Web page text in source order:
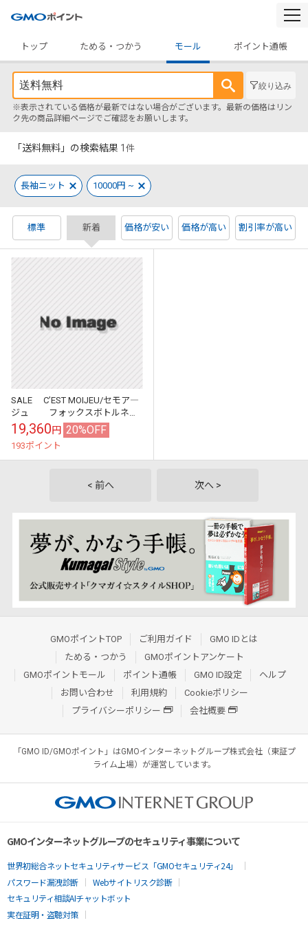
トップ
ためる・つかう モール ポイント通帳
絞り込み
※表示されている価格が最新ではない場合がございます。最新の価格はリン
ク先の商品詳細ページでご確認をお願いします。
「送料無料」の検索結果 1 件
長袖ニット 10000円 ~
標準 新着 価格が安い 価格が高い 割引率が高い
SALE C’EST MOIJEU/セモア―
ジュ フォックスボトルネッ
クニットプルオーバー ・
106139 ［送料無料］
19,360円 20%OFF
193ポイント
< 前へ 次へ >
GMOポイントTOP ご利用ガイド
GMO IDとは
ためる・つかう
GMOポイントアンケート
GMOポイントモール
ポイント通帳 GMO ID設定
ヘルプ
お問い合わせ
利用規約
Cookieポリシー
プライバシーポリシー
会社概要
「GMO ID/GMOポイント」はGMOインターネットグループ株式会社（東証プ
ライム上場）が運営しています。
GMOインターネットグループのセキュリティ事業について
世界初総合ネットセキュリティサービス「GMOセキュリティ24」
パスワード漏洩診断
Webサイトリスク診断
セキュリティ相談AIチャットボット
実在証明・盗聴対策